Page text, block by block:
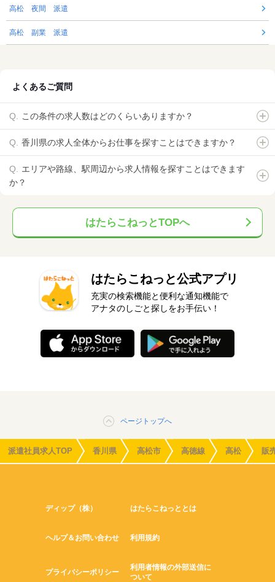
高松 夜間 派遣
高松 副業 派遣
よくあるご質問
この条件の求人数はどのくらいありますか？
香川県の求人全体からお仕事を探すことはできますか？
エリアや路線、駅周辺から求人情報を探すことはできます
か？
はたらこねっとTOPへ
はたらこねっと公式アプリ
充実の検索機能と便利な通知機能で
アナタのしごと探しをお手伝い！
ページトップへ
派遣社員求人TOP 香川県 高松市 高徳線 高松 販
ディップ（株） はたらこねっととは
ヘルプ＆お問い合わせ 利用規約
プライバシーポリシー
利用者情報の外部送信に
ついて